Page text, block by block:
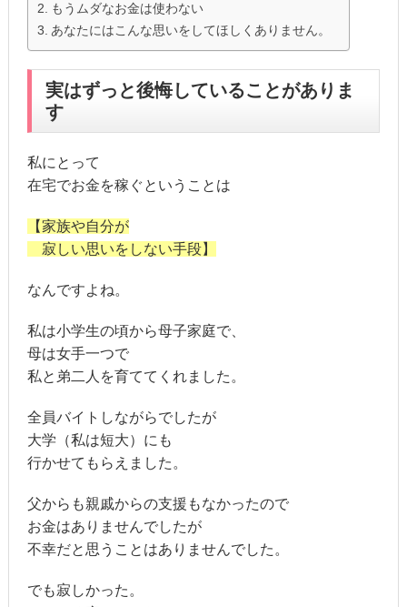
もうムダなお金は使わない
あなたにはこんな思いをしてほしくありません。
実はずっと後悔していることがありま
す
私にとって
在宅でお金を稼ぐということは
【家族や自分が
寂しい思いをしない手段】
なんですよね。
私は小学生の頃から母子家庭で、
母は女手一つで
私と弟二人を育ててくれました。
全員バイトしながらでしたが
大学（私は短大）にも
行かせてもらえました。
父からも親戚からの支援もなかったので
お金はありませんでしたが
不幸だと思うことはありませんでした。
でも寂しかった。